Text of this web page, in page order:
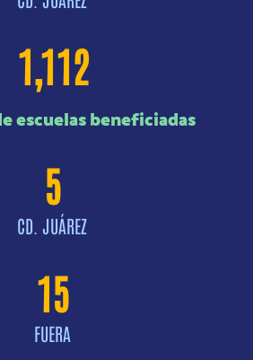
1,112
escuelas beneficiadas
5
CD. JUÁREZ
15
FUERA